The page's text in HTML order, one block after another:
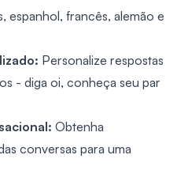
espanhol, francês, alemão e
Personalize respostas
- diga oi, conheça seu par
Obtenha
conversas para uma